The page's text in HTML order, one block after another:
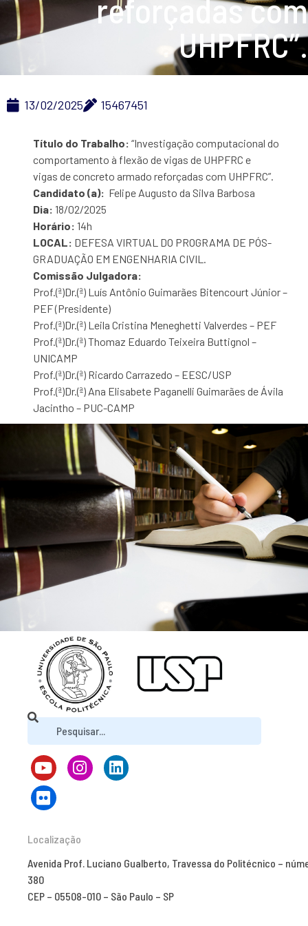
reforçadas com
UHPFRC”.
13/02/2025 15467451
Título do Trabalho: “Investigação computacional do
comportamento à flexão de vigas de UHPFRC e
vigas de concreto armado reforçadas com UHPFRC”.
Candidato (a): Felipe Augusto da Silva Barbosa
Dia: 18/02/2025
Horário: 14h
LOCAL: DEFESA VIRTUAL DO PROGRAMA DE PÓS-
GRADUAÇÃO EM ENGENHARIA CIVIL.
Comissão Julgadora:
Prof.(ª)Dr.(ª) Luís Antônio Guimarães Bitencourt Júnior –
PEF (Presidente)
Prof.(ª)Dr.(ª) Leila Cristina Meneghetti Valverdes – PEF
Prof.(ª)Dr.(ª) Thomaz Eduardo Teixeira Buttignol –
UNICAMP
Prof.(ª)Dr.(ª) Ricardo Carrazedo – EESC/USP
Prof.(ª)Dr.(ª) Ana Elisabete Paganelli Guimarães de Ávila
Jacintho – PUC-CAMP
Localização
Avenida Prof. Luciano Gualberto, Travessa do Politécnico –
380
CEP – 05508-010 – São Paulo – SP